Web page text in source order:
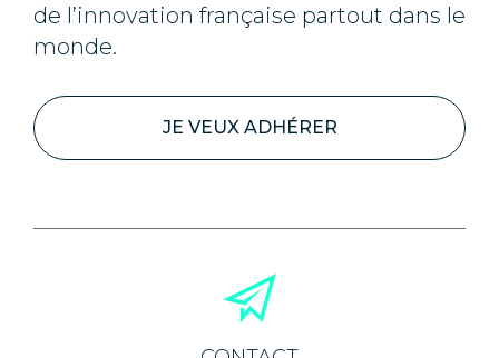
de l’innovation française partout dans le
monde.
JE VEUX ADHÉRER